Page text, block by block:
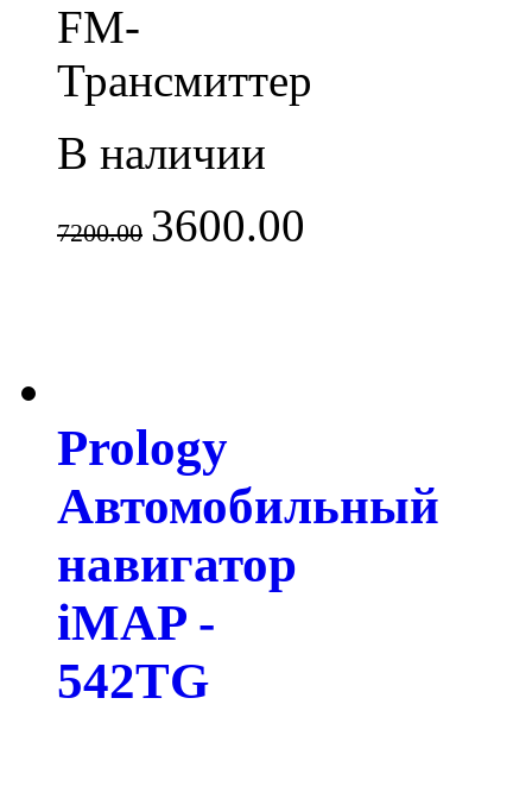
FM-
Трансмиттер
В наличии
7200.00 3600.00
Prology
Автомобильный
навигатор
iMAP -
542TG